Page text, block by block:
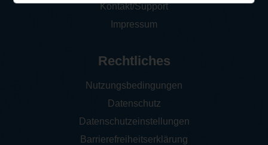
Kontakt/Support
Impressum
Rechtliches
Nutzungsbedingungen
Datenschutz
Datenschutzeinstellungen
Barrierefreiheitserklärung